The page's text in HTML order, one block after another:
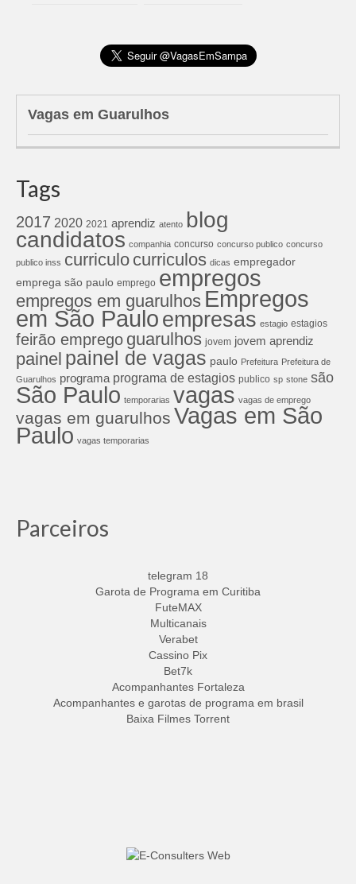
Vagas em Guarulhos
Tags
2017 2020 2021 aprendiz atento blog
candidatos companhia concurso concurso publico concurso
publico inss curriculo curriculos dicas empregador
emprega são paulo emprego empregos
empregos em guarulhos Empregos
em São Pauloempresas estagio estagios
feirão emprego guarulhos jovem jovem aprendiz
painel painel de vagas paulo Prefeitura Prefeitura de
Guarulhos programa programa de estagios publico sp stone são
São Paulo temporarias vagas vagas de emprego
vagas em guarulhos Vagas em São
Paulo vagas temporarias
Parceiros
telegram 18
Garota de Programa em Curitiba
FuteMAX
Multicanais
Verabet
Cassino Pix
Bet7k
Acompanhantes Fortaleza
Acompanhantes e garotas de programa em brasil
Baixa Filmes Torrent